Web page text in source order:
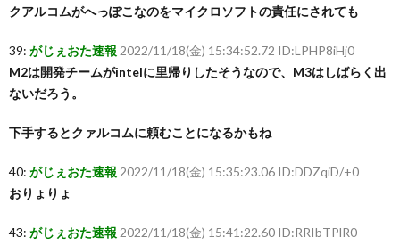
クアルコムがへっぽこなのをマイクロソフトの責任にされても
39: がじぇおた速報 2022/11/18(金) 15:34:52.72 ID:LPHP8iHj0
M2は開発チームがintelに里帰りしたそうなので、M3はしばらく出
ないだろう。
下手するとクァルコムに頼むことになるかもね
40: がじぇおた速報 2022/11/18(金) 15:35:23.06 ID:DDZqiD/+0
おりょりょ
43: がじぇおた速報 2022/11/18(金) 15:41:22.60 ID:RRIbTPlR0